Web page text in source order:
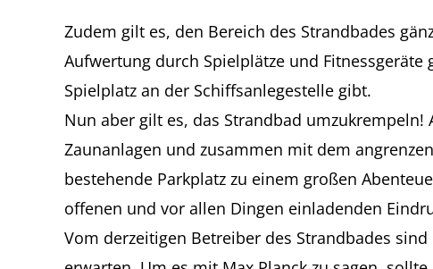
Zudem gilt es, den Bereich des Strandbades
Aufwertung durch Spielplätze und
Spielplatz an der Schiffsanlegestelle gibt.
Nun aber gilt es, das Strandbad
Zaunanlagen und zusammen mit dem
bestehende Parkplatz zu einem großen
offenen und vor allen Dingen einladenden
Vom derzeitigen Betreiber des Strandbades